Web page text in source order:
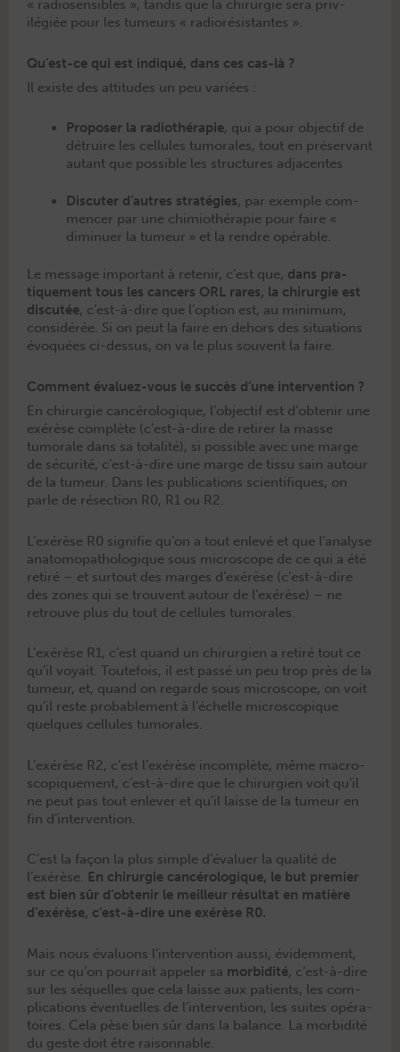
« radiosen­si­bles », tan­dis que la chirurgie sera priv­
ilégiée pour les tumeurs « radiorésistantes ».
Qu’est-ce qui est indiqué, dans ces cas-là ?
Il existe des atti­tudes un peu variées :
Pro­pos­er la radio­thérapie, qui a pour objec­tif de
détru­ire les cel­lules tumorales, tout en préser­vant
autant que pos­si­ble les struc­tures adjacentes
Dis­cuter d’autres straté­gies, par exem­ple com­
mencer par une chimio­thérapie pour faire «
dimin­uer la tumeur » et la ren­dre opérable.
Le mes­sage impor­tant à retenir, c’est que, dans pra­
tique­ment tous les can­cers ORL rares, la chirurgie est
dis­cutée, c’est-à-dire que l’option est, au min­i­mum,
con­sid­érée. Si on peut la faire en dehors des sit­u­a­tions
évo­quées ci-dessus, on va le plus sou­vent la faire.
Comment évaluez-vous le succès d’une intervention ?
En chirurgie can­cérologique, l’objectif est d’obtenir une
exérèse com­plète (c’est-à-dire de retir­er la masse
tumorale dans sa total­ité), si pos­si­ble avec une marge
de sécu­rité, c’est-à-dire une marge de tis­su sain autour
de la tumeur. Dans les pub­li­ca­tions sci­en­tifiques, on
par­le de résec­tion R0, R1 ou R2.
L’exérèse R0 sig­ni­fie qu’on a tout enlevé et que l’analyse
anato­mopathologique sous micro­scope de ce qui a été
retiré – et surtout des marges d’exérèse (c’est-à-dire
des zones qui se trou­vent autour de l’exérèse) – ne
retrou­ve plus du tout de cel­lules tumorales.
L’exérèse R1, c’est quand un chirurgien a retiré tout ce
qu’il voy­ait. Toute­fois, il est passé un peu trop près de la
tumeur, et, quand on regarde sous micro­scope, on voit
qu’il reste prob­a­ble­ment à l’échelle micro­scopique
quelques cel­lules tumorales.
L’exérèse R2, c’est l’exérèse incom­plète, même macro­
scopique­ment, c’est-à-dire que le chirurgien voit qu’il
ne peut pas tout enlever et qu’il laisse de la tumeur en
fin d’intervention.
C’est la façon la plus sim­ple d’évaluer la qual­ité de
l’exérèse. En chirurgie can­cérologique, le but pre­mier
est bien sûr d’obtenir le meilleur résul­tat en matière
d’exérèse, c’est-à-dire une exérèse R0.
Mais nous éval­u­ons l’intervention aus­si, évidem­ment,
sur ce qu’on pour­rait appel­er sa mor­bid­ité, c’est-à-dire
sur les séquelles que cela laisse aux patients, les com­
pli­ca­tions éventuelles de l’intervention, les suites opéra­
toires. Cela pèse bien sûr dans la bal­ance. La mor­bid­ité
du geste doit être raisonnable.